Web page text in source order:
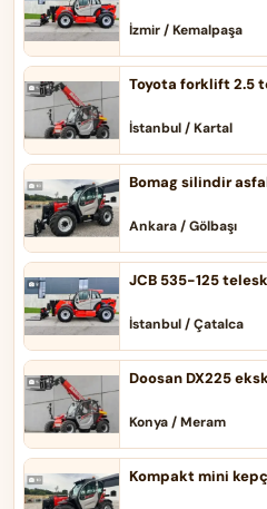
İzmir / Kemalpaşa
Toyota forklift 2.5
İstanbul / Kartal
Bomag silindir
Ankara / Gölbaşı
JCB 535-125
İstanbul / Çatalca
Doosan DX225
Konya / Meram
Kompakt mini